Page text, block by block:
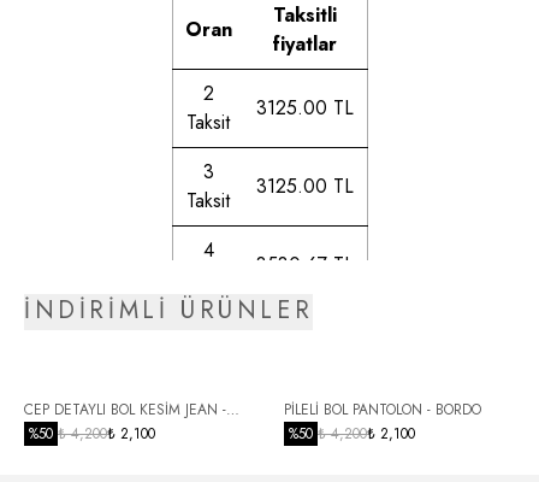
Oran
Taksitli
fiyatlar
2
Taksit
3125.00 TL
3
Taksit
3125.00 TL
4
3530.67 TL
6
3676.04 TL
İNDİRİMLİ ÜRÜNLER
CEP DETAYLI BOL KESİM JEAN -
SİYAH
%50 ₺ 4,200₺ 2,100
PİLELİ BOL PANTOLON - BORDO
%50 ₺ 4,200₺ 2,100